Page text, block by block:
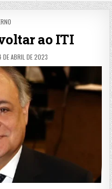
ao ITI
ABRIL DE 2023